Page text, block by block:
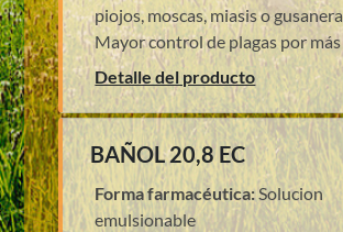
piojos, moscas, miasis o
Mayor control de plagas por
Detalle del producto
BAÑOL 20,8 EC
Forma farmacéutica:Solucion
emulsionable